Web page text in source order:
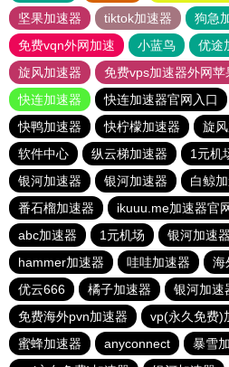
坚果加速器
tiktok加速器
狗急
免费vqn外网加速
小蓝鸟 优途
旋风加速器
免费vps加速器外网苹
快连加速器
快连加速器官网入口
快鸭加速器
快柠檬加速器 旋
软件中心
纵云梯加速器 1元机
银河加速器
银河加速器 白鲸
番石榴加速器
ikuuu.me加速器官
abc加速器
1元机场 银河加速器
hammer加速器
哇哇加速器 海
优云666
橘子加速器 银河加速
免费海外pvn加速器
vp(永久免费)
蜜蜂加速器
anyconnect 暴雪